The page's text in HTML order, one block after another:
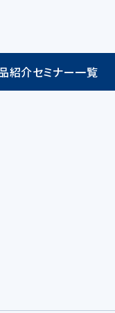
紹介セミナー一覧